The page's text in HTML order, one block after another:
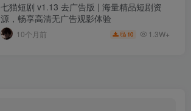
七猫短剧 v1.13 去广告版 | 海量精品短剧资
源，畅享高清无广告观影体验
10个月前 10 1.3W+